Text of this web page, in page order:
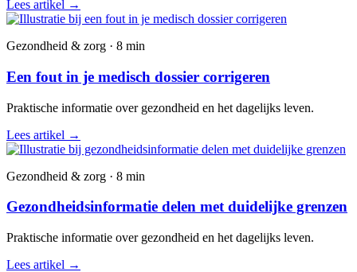
Lees artikel →
Gezondheid & zorg · 8 min
Een fout in je medisch dossier corrigeren
Praktische informatie over gezondheid en het dagelijks leven.
Lees artikel →
Gezondheid & zorg · 8 min
Gezondheidsinformatie delen met duidelijke grenzen
Praktische informatie over gezondheid en het dagelijks leven.
Lees artikel →